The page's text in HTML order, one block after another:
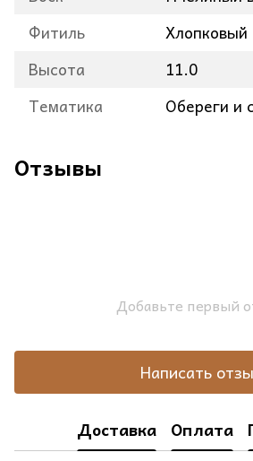
Фитиль
Хлопковый
Высота
11.0
Тематика
Обереги и
Отзывы
Добавьте первый
Написать
Доставка Оплата